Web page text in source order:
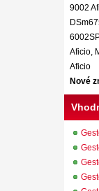
9002
Aficio,
Aficio
Nové